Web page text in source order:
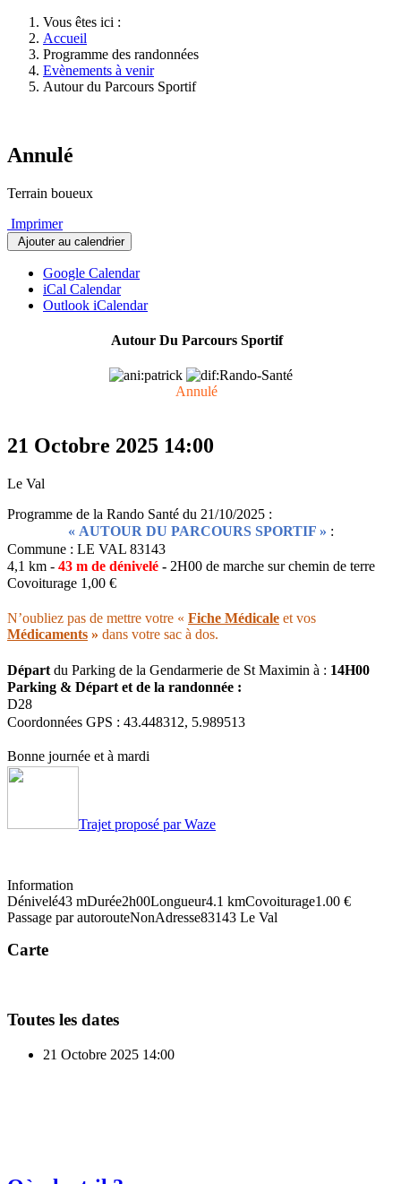
Vous êtes ici :
Accueil
Programme des randonnées
Evènements à venir
Autour du Parcours Sportif
Annulé
Terrain boueux
Imprimer
Ajouter au calendrier
Google Calendar
iCal Calendar
Outlook iCalendar
Autour Du Parcours Sportif
Annulé
21 Octobre 2025 14:00
Le Val
Programme de la Rando Santé du 21/10/2025 :
« AUTOUR DU PARCOURS SPORTIF » :
Commune : LE VAL 83143
4,1 km - 43 m de dénivelé - 2H00 de marche sur chemin de terre
Covoiturage 1,00 €
N’oubliez pas de mettre votre « Fiche Médicale et vos
Médicaments » dans votre sac à dos.
Départ du Parking de la Gendarmerie de St Maximin à : 14H00
Parking & Départ et de la randonnée :
D28
Coordonnées GPS : 43.448312, 5.989513
Bonne journée et à mardi
Trajet proposé par Waze
Information
Dénivelé43 mDurée2h00Longueur4.1 kmCovoiturage1.00 €
Passage par autorouteNonAdresse83143 Le Val
Carte
Toutes les dates
21 Octobre 2025 14:00